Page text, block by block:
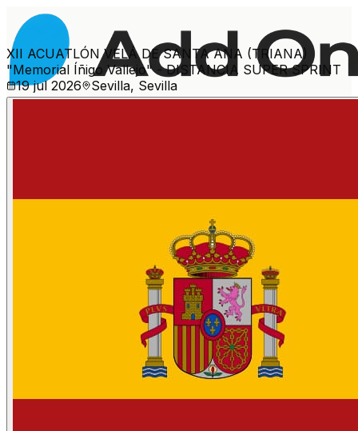
XII ACUATLÓN VELÁ DE SANTA ANA (TRIANA)
"Memorial Íñigo Vallejo" - DISTANCIA SUPER SPRINT
19 jul 2026
Sevilla, Sevilla